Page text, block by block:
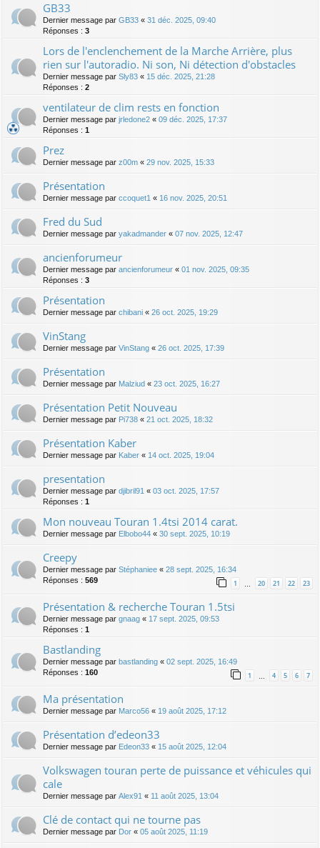
GB33
Dernier message par GB33 « 31 déc. 2025, 09:40
Réponses : 3
Lors de l'enclenchement de la Marche Arrière, plus
rien sur l'autoradio. Ni son, Ni détection d'obstacles
Dernier message par Sly83 « 15 déc. 2025, 21:28
Réponses : 2
ventilateur de clim rests en fonction
Dernier message par jrledone2 « 09 déc. 2025, 17:37
Réponses : 1
Prez
Dernier message par z00m « 29 nov. 2025, 15:33
Présentation
Dernier message par ccoquet1 « 16 nov. 2025, 20:51
Fred du Sud
Dernier message par yakadmander « 07 nov. 2025, 12:47
ancienforumeur
Dernier message par ancienforumeur « 01 nov. 2025, 09:35
Réponses : 3
Présentation
Dernier message par chibani « 26 oct. 2025, 19:29
VinStang
Dernier message par VinStang « 26 oct. 2025, 17:39
Présentation
Dernier message par Malziud « 23 oct. 2025, 16:27
Présentation Petit Nouveau
Dernier message par Pi738 « 21 oct. 2025, 18:32
Présentation Kaber
Dernier message par Kaber « 14 oct. 2025, 19:04
presentation
Dernier message par djibril91 « 03 oct. 2025, 17:57
Réponses : 1
Mon nouveau Touran 1.4tsi 2014 carat.
Dernier message par Elbobo44 « 30 sept. 2025, 10:19
Creepy
Dernier message par Stéphaniee « 28 sept. 2025, 16:34
Réponses : 569 1 … 20 21 22 23
Présentation & recherche Touran 1.5tsi
Dernier message par gnaag « 17 sept. 2025, 09:53
Réponses : 1
Bastlanding
Dernier message par bastlanding « 02 sept. 2025, 16:49
Réponses : 160 1 … 4 5 6 7
Ma présentation
Dernier message par Marco56 « 19 août 2025, 17:12
Présentation d’edeon33
Dernier message par Edeon33 « 15 août 2025, 12:04
Volkswagen touran perte de puissance et véhicules qui
cale
Dernier message par Alex91 « 11 août 2025, 13:04
Clé de contact qui ne tourne pas
Dernier message par Dor « 05 août 2025, 11:19